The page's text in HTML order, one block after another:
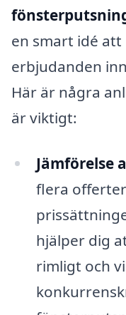
en smart idé
erbjudanden
Här är några
är viktigt:
Jämförelse
flera
hjälper dig
rimligt och